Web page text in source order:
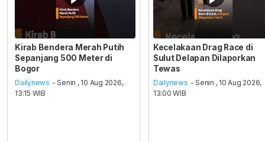
Kirab Bendera Merah Putih
Sepanjang 500 Meter di
Bogor
Dailynews - Senin , 10 Aug 2026,
13:15 WIB
Kecelakaan Drag Race di
Sulut Delapan Dilaporkan
Tewas
Dailynews - Senin , 10 Aug 2026,
13:00 WIB